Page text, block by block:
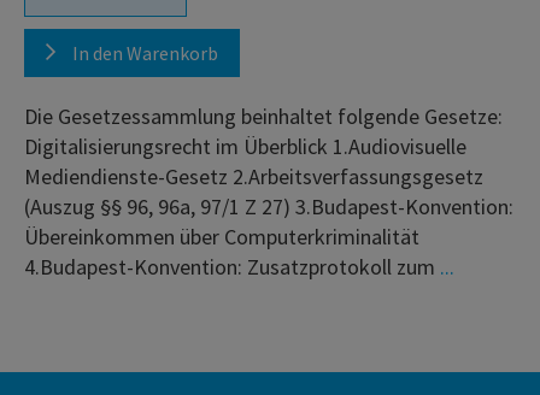
In den Warenkorb
Die Gesetzessammlung beinhaltet folgende Gesetze:
Digitalisierungsrecht im Überblick 1.Audiovisuelle
Mediendienste-Gesetz 2.Arbeitsverfassungsgesetz
(Auszug §§ 96, 96a, 97/1 Z 27) 3.Budapest-Konvention:
Übereinkommen über Computerkriminalität
4.Budapest-Konvention: Zusatzprotokoll zum ...